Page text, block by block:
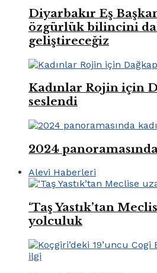
Diyarbakır Eş
özgürlük bilincini
geliştireceğiz
Kadınlar Rojin için
seslendi
2024
Alevi Haberleri
‘Taş Yastık’tan
yolculuk